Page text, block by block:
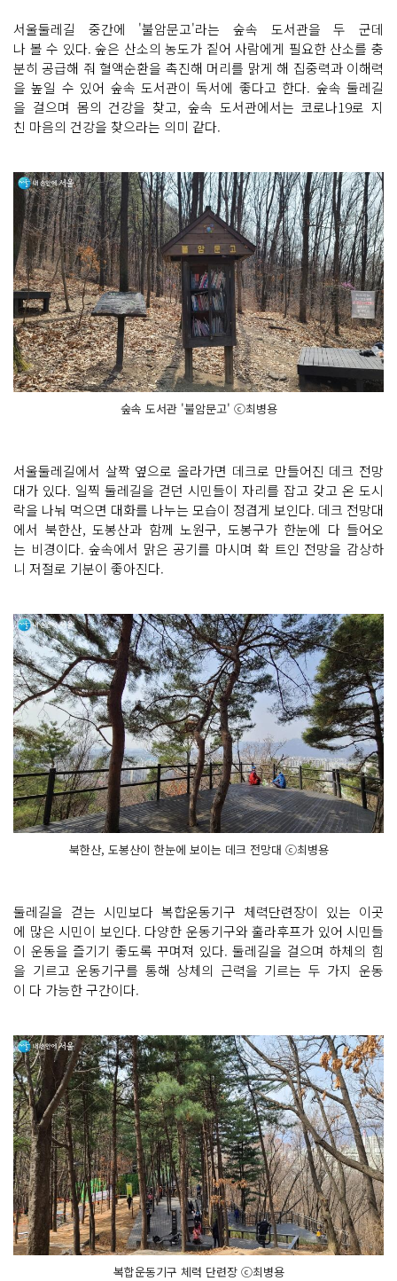
서울둘레길 중간에 '불암문고'라는 숲속 도서관을 두 군데
나 볼 수 있다. 숲은 산소의 농도가 짙어 사람에게 필요한 산소를 충
분히 공급해 줘 혈액순환을 촉진해 머리를 맑게 해 집중력과 이해력
을 높일 수 있어 숲속 도서관이 독서에 좋다고 한다. 숲속 둘레길
을 걸으며 몸의 건강을 찾고, 숲속 도서관에서는 코로나19로 지
친 마음의 건강을 찾으라는 의미 같다.
숲속 도서관 '불암문고' ⓒ최병용
서울둘레길에서 살짝 옆으로 올라가면 데크로 만들어진 데크 전망
대가 있다. 일찍 둘레길을 걷던 시민들이 자리를 잡고 갖고 온 도시
락을 나눠 먹으면 대화를 나누는 모습이 정겹게 보인다. 데크 전망대
에서 북한산, 도봉산과 함께 노원구, 도봉구가 한눈에 다 들어오
는 비경이다. 숲속에서 맑은 공기를 마시며 확 트인 전망을 감상하
니 저절로 기분이 좋아진다.
북한산, 도봉산이 한눈에 보이는 데크 전망대 ⓒ최병용
둘레길을 걷는 시민보다 복합운동기구 체력단련장이 있는 이곳
에 많은 시민이 보인다. 다양한 운동기구와 훌라후프가 있어 시민들
이 운동을 즐기기 좋도록 꾸며져 있다. 둘레길을 걸으며 하체의 힘
을 기르고 운동기구를 통해 상체의 근력을 기르는 두 가지 운동
이 다 가능한 구간이다.
복합운동기구 체력 단련장 ⓒ최병용